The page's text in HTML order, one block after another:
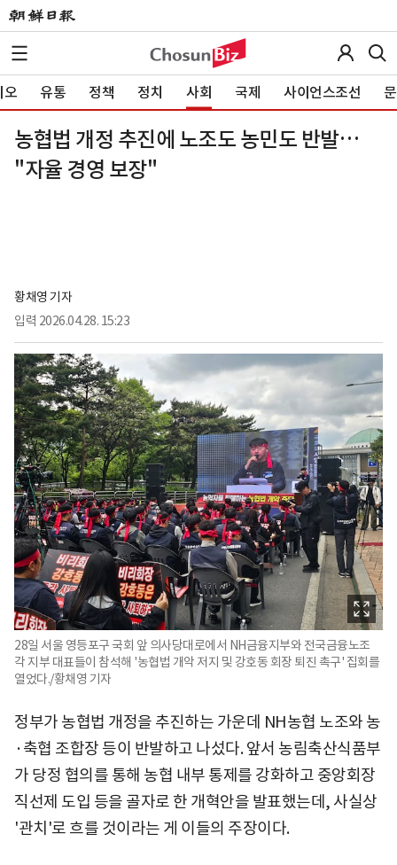
오 유통 정책 정치 사회 국제 사이언스조선
농협법 개정 추진에 노조도 농민도 반발…
"자율 경영 보장"
황채영 기자
입력 2026.04.28. 15:23
28일 서울 영등포구 국회 앞 의사당대로에서 NH금융지부와 전국금융노조
각 지부 대표들이 참석해 '농협법 개악 저지 및 강호동 회장 퇴진 촉구' 집회를
열었다./황채영 기자
정부가 농협법 개정을 추진하는 가운데 NH농협 노조와 농
·축협 조합장 등이 반발하고 나섰다. 앞서 농림축산식품부
가 당정 협의를 통해 농협 내부 통제를 강화하고 중앙회장
직선제 도입 등을 골자로 한 개혁안을 발표했는데, 사실상
'관치'로 흐를 것이라는 게 이들의 주장이다.